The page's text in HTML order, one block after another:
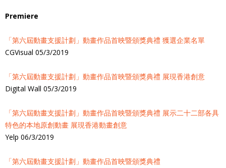
Premiere
「第六屆動畫支援計劃」動畫作品首映暨頒獎典禮 獲選企業名單
CGVisual 05/3/2019
「第六屆動畫支援計劃」動畫作品首映暨頒獎典禮 展現香港創意
Digital Wall 05/3/2019
「第六屆動畫支援計劃」動畫作品首映暨頒獎典禮 展示二十二部各具
特色的本地原創動畫 展現香港動畫創意
Yelp 06/3/2019
「第六屆動畫支援計劃」動畫作品首映暨頒獎典禮